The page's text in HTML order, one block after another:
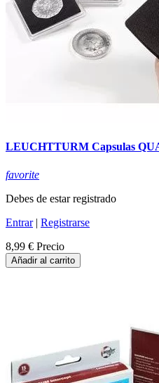
LEUCHTTURM Capsulas
favorite
Debes de estar registrado
Entrar| Registrarse
8,99 € Precio
Añadir al carrito